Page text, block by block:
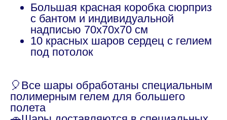
Большая красная коробка сюрприз
с бантом и индивидуальной
надписью 70х70х70 см
10 красных шаров сердец с гелием
под потолок
🎈Все шары обработаны специальным
полимерным гелем для большего
полета